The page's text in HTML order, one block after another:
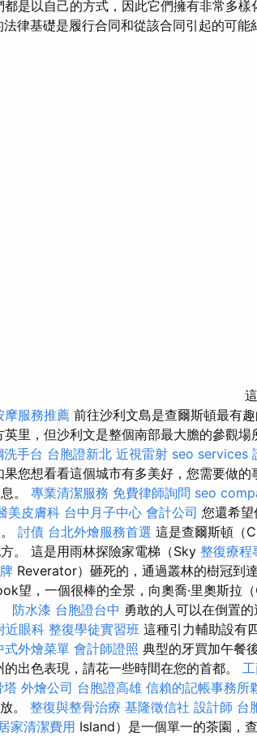
是以自己的方式，因此它們擁有非常多樣
律基礎是履行合同和從該合同引起的可能
摩服務推薦 前往沙利文島是查爾斯頓最有趣
里，但沙利文是整個南部最大膽的參觀場
手台 台胞證新北 近視雷射 seo services
您想看看這個城市有多美好，您需要做的
。 專業清潔服務 免費律師詢問 seo
美皮膚科 台中月子中心 會計公司 您還希
討債 台北外燴服務首選 這是查爾斯頓（
。 這是用雨林探險家電梯（Sky 整復療程
Reverator）砸死的，通過叢林的樹冠到達
望，一個很棒的全景，向奧喬·里奧斯拉
防水漆 台胞證台中 勇敢的人可以在倒置的
近眼科 整復學徒實習班 這種引力輔助設有
式外燴菜單 會計師證照 典型的牙買加午餐
出色表現，請花一些時間在您的首都。
塔 外燴公司 台胞證高雄 信賴的記帳事務所
。 整復與整骨治療 基隆徵信社 設計師 台
居家清潔費用 Island）是一個單一的茶園，